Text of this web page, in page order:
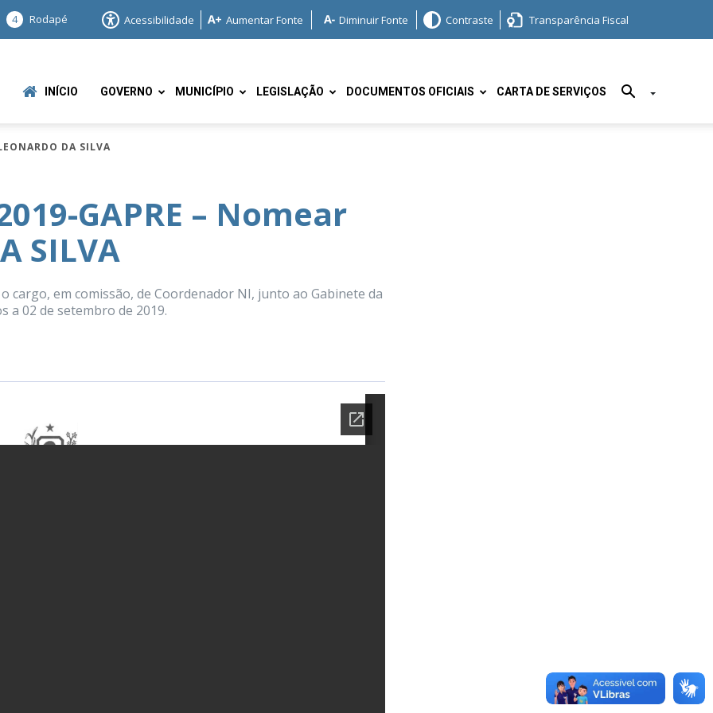
4 Rodapé Acessibilidade Aumentar Fonte Diminuir Fonte Contraste Transparência Fiscal
INÍCIO GOVERNO MUNICÍPIO LEGISLAÇÃO DOCUMENTOS OFICIAIS CARTA DE SERVIÇOS
DA SILVA
GAPRE – Nomear
SILVA
o cargo, em comissão, de Coordenador NI, junto ao Gabinete da
02 de setembro de 2019.